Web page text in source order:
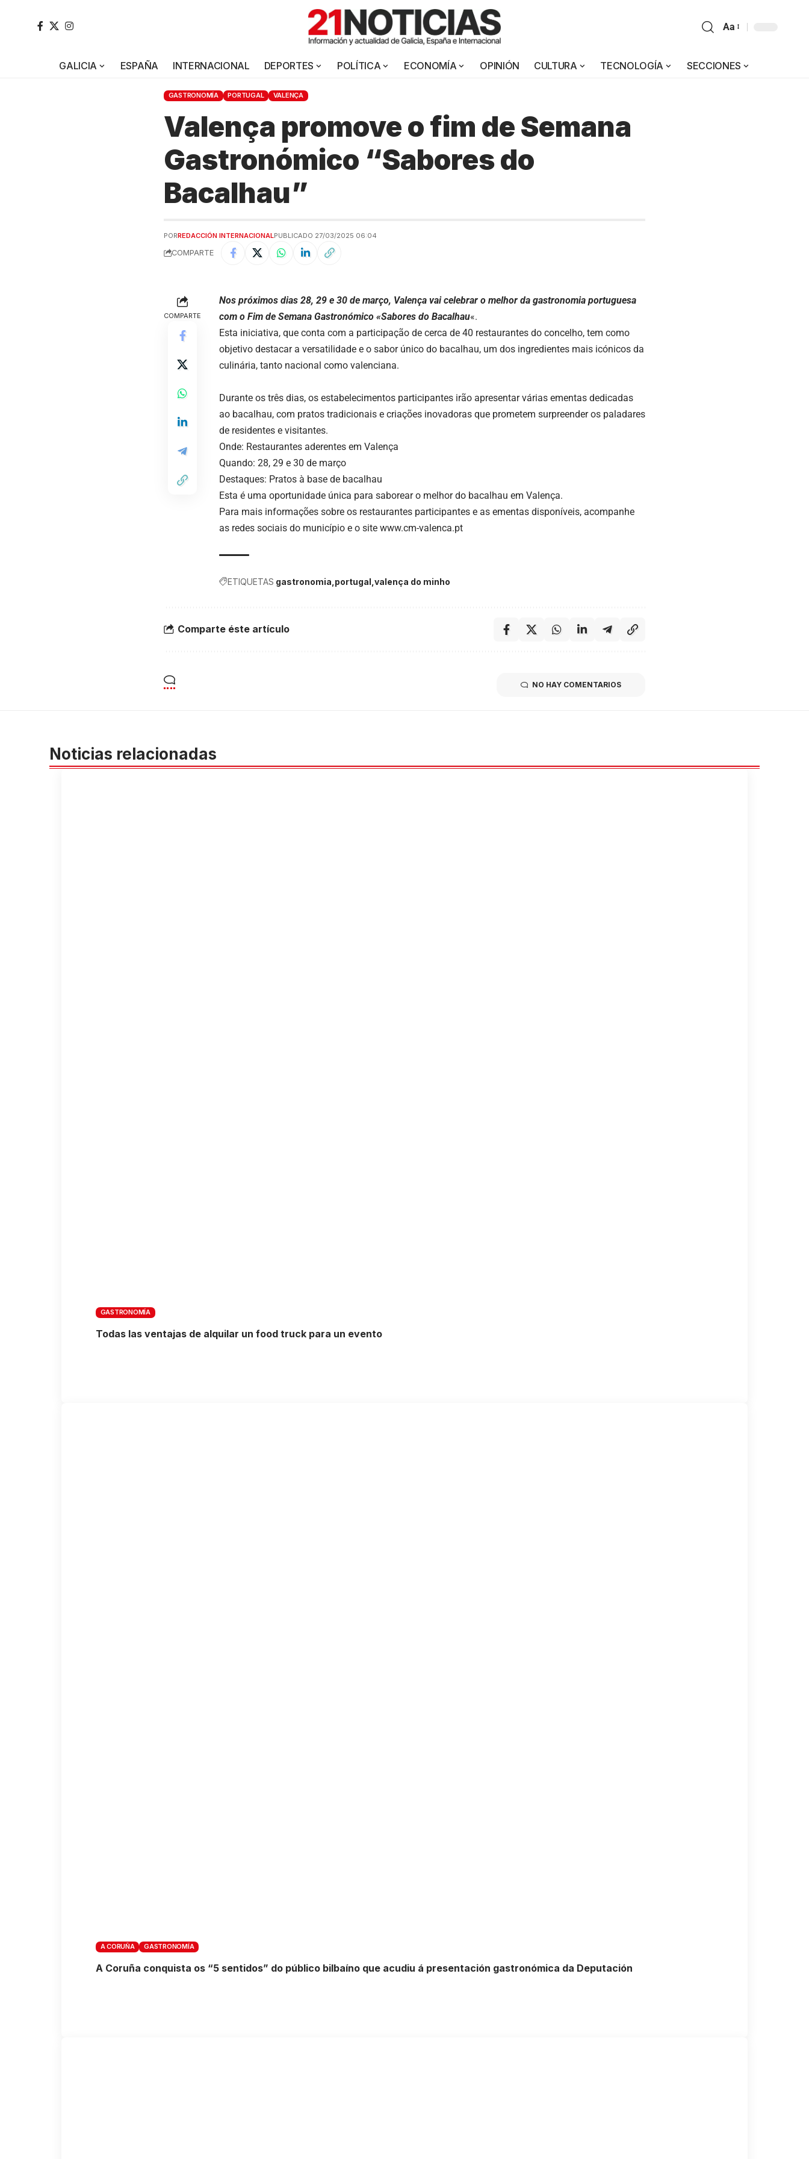
Aa
GALICIA ESPAÑA INTERNACIONAL DEPORTES POLÍTICA ECONOMÍA OPINIÓN CULTURA TECNOLOGÍA SECCIONES
GASTRONOMÍA PORTUGAL VALENÇA
Valença promove o fim de Semana
Gastronómico “Sabores do
Bacalhau”
PORREDACCIÓN INTERNACIONALPUBLICADO 27/03/2025 06:04
COMPARTE
COMPARTE
Nos próximos dias 28, 29 e 30 de março, Valença vai celebrar o melhor da gastronomia portuguesa
com o Fim de Semana Gastronómico «Sabores do Bacalhau«.
Esta iniciativa, que conta com a participação de cerca de 40 restaurantes do concelho, tem como
objetivo destacar a versatilidade e o sabor único do bacalhau, um dos ingredientes mais icónicos da
culinária, tanto nacional como valenciana.
Durante os três dias, os estabelecimentos participantes irão apresentar várias ementas dedicadas
ao bacalhau, com pratos tradicionais e criações inovadoras que prometem surpreender os paladares
de residentes e visitantes.
Onde: Restaurantes aderentes em Valença
Quando: 28, 29 e 30 de março
Destaques: Pratos à base de bacalhau
Esta é uma oportunidade única para saborear o melhor do bacalhau em Valença.
Para mais informações sobre os restaurantes participantes e as ementas disponíveis, acompanhe
as redes sociais do município e o site www.cm-valenca.pt
ETIQUETAS gastronomia portugal valença do minho
Comparte éste artículo
NO HAY COMENTARIOS
Noticias relacionadas
GASTRONOMÍA
Todas las ventajas de alquilar un food truck para un evento
A CORUÑA GASTRONOMÍA
A Coruña conquista os “5 sentidos” do público bilbaíno que acudiu á presentación gastronómica da Deputación